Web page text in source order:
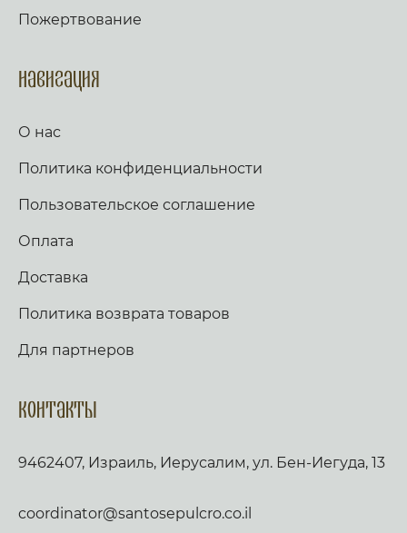
Пожертвование
Навигация
О нас
Политика конфиденциальности
Пользовательское соглашение
Оплата
Доставка
Политика возврата товаров
Для партнеров
Контакты
9462407, Израиль, Иерусалим, ул. Бен-Иегуда, 13
coordinator@santosepulcro.co.il